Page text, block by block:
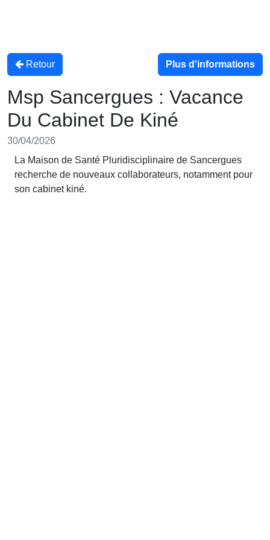
Retour Plus d'informations
Msp Sancergues : Vacance
Du Cabinet De Kiné
30/04/2026
La Maison de Santé Pluridisciplinaire de Sancergues
recherche de nouveaux collaborateurs, notamment pour
son cabinet kiné.